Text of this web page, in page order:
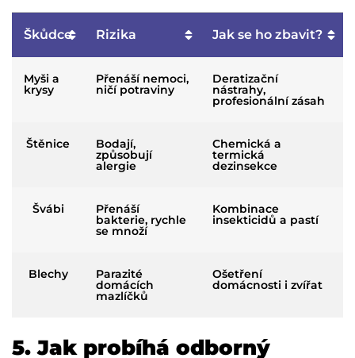
Škůdce Rizika Jak se ho zbavit?
Myši a
krysy
Přenáší nemoci,
ničí potraviny
Deratizační
nástrahy,
profesionální zásah
Štěnice Bodají,
způsobují
alergie
Chemická a
termická
dezinsekce
Švábi Přenáší
bakterie, rychle
se množí
Kombinace
insekticidů a pastí
Blechy Parazité
domácích
mazlíčků
Ošetření
domácnosti i zvířat
5. Jak probíhá odborný